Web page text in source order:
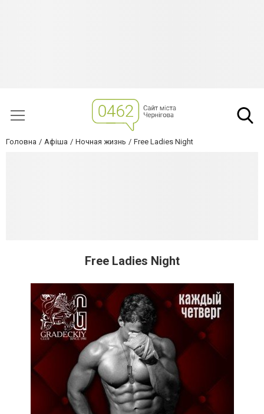
Головна Афіша Ночная жизнь Free Ladies Night
Free Ladies Night